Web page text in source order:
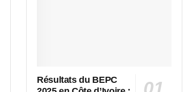
Résultats du BEPC